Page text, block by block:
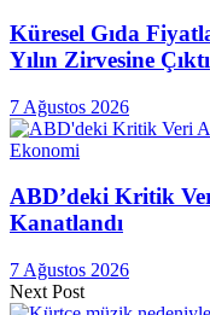
Küresel Gıda
Yılın Zirvesine Çıktı
7 Ağustos 2026
Ekonomi
ABD’deki Kritik
Kanatlandı
7 Ağustos 2026
Next Post